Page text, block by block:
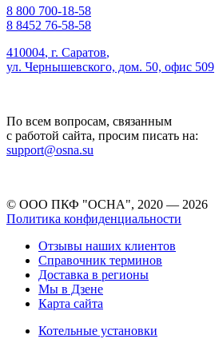
8 800 700-18-58
8 8452 76-58-58
410004, г. Саратов,
ул. Чернышевского, дом. 50, офис 509
По всем вопросам, связанным
с работой сайта, просим писать на:
support@osna.su
© ООО ПКФ "ОСНА", 2020 — 2026
Политика конфиденциальности
Отзывы наших клиентов
Справочник терминов
Доставка в регионы
Мы в Дзене
Карта сайта
Котельные установки